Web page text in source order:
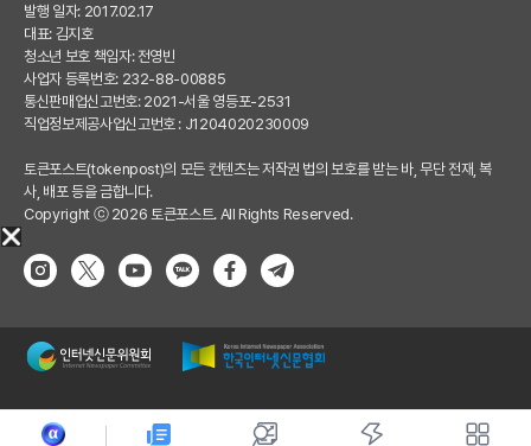
발행 일자: 2017.02.17
대표: 김지호
청소년 보호 책임자: 전영빈
사업자 등록번호: 232-88-00885
통신판매업신고번호: 2021-서울 영등포-2531
직업정보제공사업신고번호 : J1204020230009
토큰포스트(tokenpost)의 모든 컨텐츠는 저작권 법의 보호를 받는 바, 무단 전재, 복
사, 배포 등을 금합니다.
Copyright ⓒ 2026 토큰포스트. All Rights Reserved.